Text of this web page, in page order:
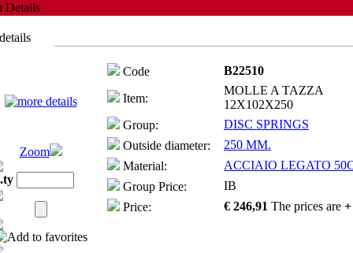
Details
details
Code B22510
Item:
MOLLE A TAZZA
12X102X250
Group:
DISC SPRINGS
Outside diameter:
250 MM.
Material:
ACCIAIO LEGATO
Group Price:
IB
Price:
€ 246,91 The prices are
Zoom